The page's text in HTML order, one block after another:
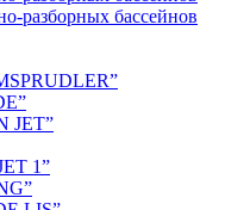
разборных бассейнов
JET”
1”